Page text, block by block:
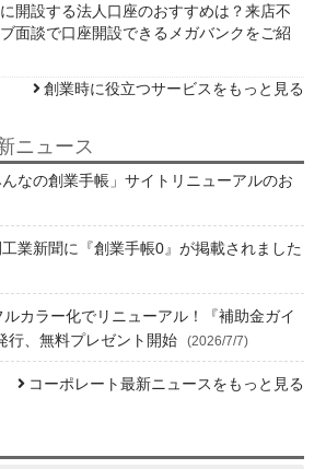
開設する法人口座のおすすめは？来店不
面談で口座開設できるメガバンクをご紹
創業時に役立つサービスをもっと見る
ニュース
んなの創業手帳」サイトリニューアルのお
工業新聞に『創業手帳0』が掲載されました
ルカラー化でリニューアル！『補助金ガイ
行、無料プレゼント開始
(2026/7/7)
コーポレート最新ニュースをもっと見る